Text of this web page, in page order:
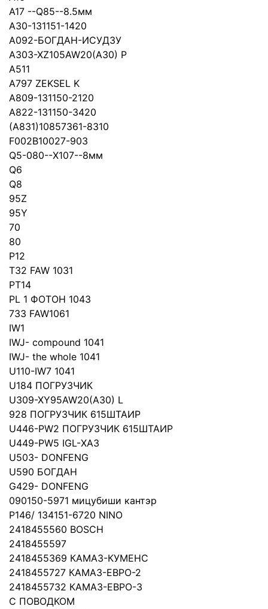
А17 --Q85--8.5мм
A30-131151-1420
A092-БОГДАН-ИСУДЗУ
A303-XZ105AW20(A30) P
A511
A797 ZEKSEL K
A809-131150-2120
A822-131150-3420
(A831)10857361-8310
F002B10027-903
Q5-080--Х107--8мм
Q6
Q8
95Z
95Y
70
80
P12
T32 FAW 1031
PT14
PL 1 ФОТОН 1043
733 FAW1061
IW1
IWJ- compound 1041
IWJ- the whole 1041
U110-IW7 1041
U184 ПОГРУЗЧИК
U309-XY95AW20(A30) L
928 ПОГРУЗЧИК 615ШТАИР
U446-PW2 ПОГРУЗЧИК 615ШТАИР
U449-PW5 IGL-ХАЗ
U503- DONFENG
U590 БОГДАН
G429- DONFENG
090150-5971 мицубиши кантэр
P146/ 134151-6720 NINO
2418455560 BOSCH
2418455597
2418455369 КАМАЗ-КУМЕНС
2418455727 КАМАЗ-ЕВРО-2
2418455732 КАМАЗ-ЕВРО-3
С ПОВОДКОМ